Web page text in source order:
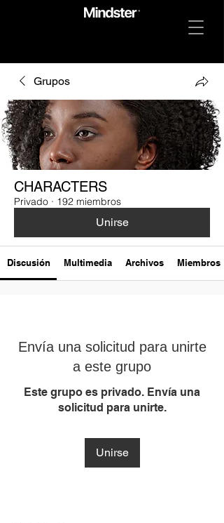
Grupos
CHARACTERS
Privado · 192 miembros
Unirse
Discusión Multimedia Archivos Miembros
Envía una solicitud para unirte
a este grupo
Este grupo es privado. Envía una
solicitud para unirte.
Unirse